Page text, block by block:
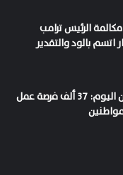
الرئيس ترامب
اتسم بالود والتقدير
محافظ الشرقية لـ” الوطن اليوم: 37 ألف فرصة عمل